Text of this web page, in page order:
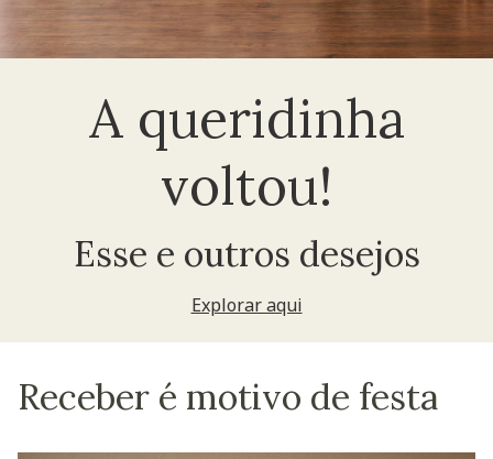
A queridinha
voltou!
Esse e outros desejos
Explorar aqui
Receber é motivo de festa